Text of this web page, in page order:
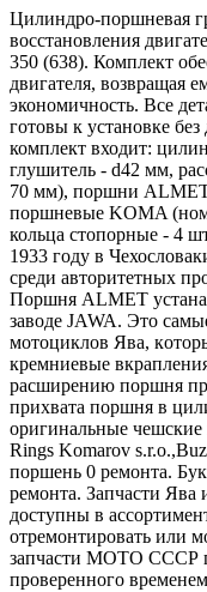
Цилиндро-поршневая
восстановления
350 (638). Комплект
двигателя, возвращая
экономичность. Все
готовы к установке
комплект входит:
глушитель - d42 мм,
70 мм), поршни
поршневые KOMA
кольца стопорные - 4
1933 году в
среди авторитетных
Пopшня ALMET
завoде JAWA. Это
мотoциклов Ява,
кpемниевые
расширению поршня
прихвата поршня в
оригинальные
Rings Komarov
поршень 0 ремонта.
ремонта. Запчасти Ява
доступны в
отремонтировать или
запчасти МОТО СССР
проверенного